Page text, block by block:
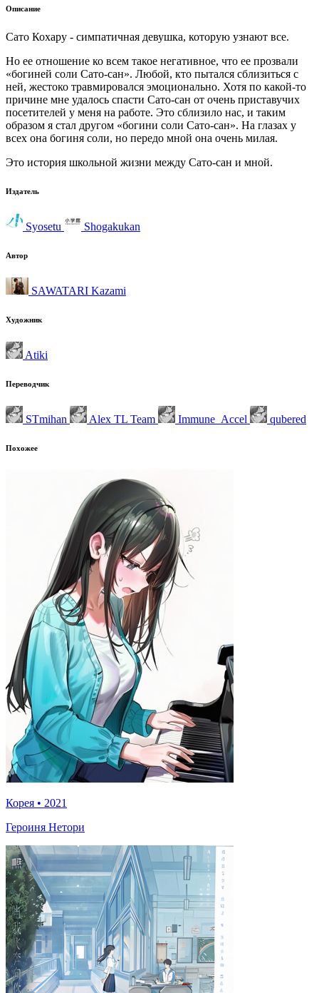
Описание
Сато Кохару - симпатичная девушка, которую узнают все.
Но ее отношение ко всем такое негативное, что ее прозвали
«богиней соли Сато-сан». Любой, кто пытался сблизиться с
ней, жестоко травмировался эмоционально. Хотя по какой-то
причине мне удалось спасти Сато-сан от очень приставучих
посетителей у меня на работе. Это сблизило нас, и таким
образом я стал другом «богини соли Сато-сан». На глазах у
всех она богиня соли, но передо мной она очень милая.
Это история школьной жизни между Сато-сан и мной.
Издатель
Syosetu Shogakukan
Автор
SAWATARI Kazami
Художник
Atiki
Переводчик
STmihan Alex TL Team Immune_Accel qubered
Похожее
Корея • 2021
Героиня Нетори